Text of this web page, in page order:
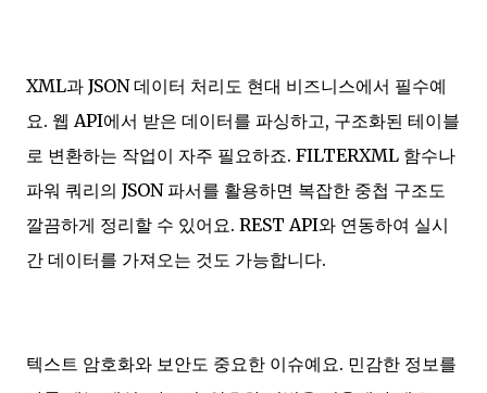
XML과 JSON 데이터 처리도 현대 비즈니스에서 필수예
요. 웹 API에서 받은 데이터를 파싱하고, 구조화된 테이블
로 변환하는 작업이 자주 필요하죠. FILTERXML 함수나
파워 쿼리의 JSON 파서를 활용하면 복잡한 중첩 구조도
깔끔하게 정리할 수 있어요. REST API와 연동하여 실시
간 데이터를 가져오는 것도 가능합니다.
텍스트 암호화와 보안도 중요한 이슈예요. 민감한 정보를